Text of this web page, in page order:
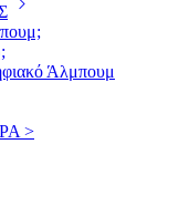
Άλμπουμ
>